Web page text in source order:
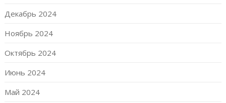
Декабрь 2024
Ноябрь 2024
Октябрь 2024
Июнь 2024
Май 2024